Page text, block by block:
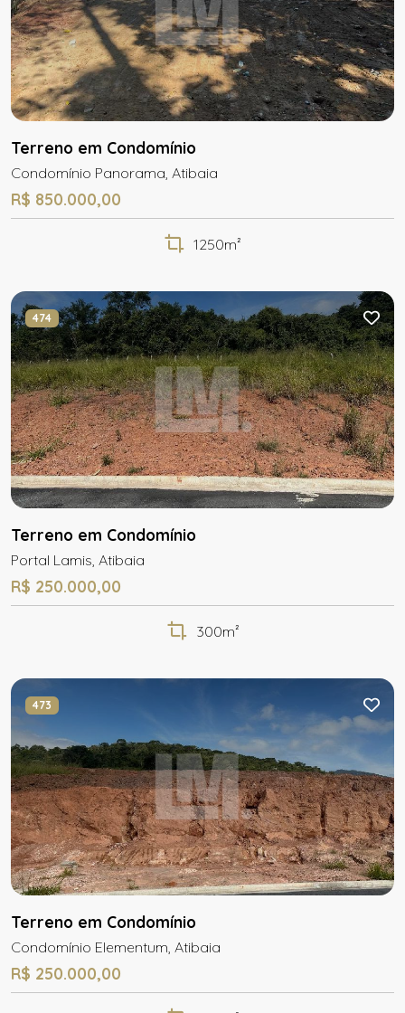
Terreno em Condomínio
Condomínio Panorama, Atibaia
R$ 850.000,00
1250m²
474
Terreno em Condomínio
Portal Lamis, Atibaia
R$ 250.000,00
300m²
473
Terreno em Condomínio
Condomínio Elementum, Atibaia
R$ 250.000,00